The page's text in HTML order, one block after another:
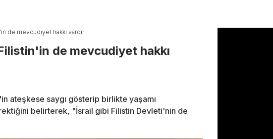
de mevcudiyet hakkı vardır
de mevcudiyet hakkı
ateşkese saygı gösterip birlikte yaşamı
belirterek, "İsrail gibi Filistin Devleti'nin de